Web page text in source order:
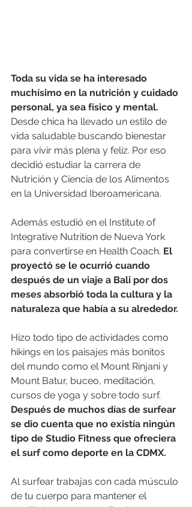
Toda su vida se ha interesado
muchísimo en la nutrición y cuidado
personal, ya sea físico y mental.
Desde chica ha llevado un estilo de
vida saludable buscando bienestar
para vivir más plena y feliz. Por eso
decidió estudiar la carrera de
Nutrición y Ciencia de los Alimentos
en la Universidad Iberoamericana.
Además estudió en el Institute of
Integrative Nutrition de Nueva York
para convertirse en Health Coach. El
proyectó se le ocurrió cuando
después de un viaje a Bali por dos
meses absorbió toda la cultura y la
naturaleza que había a su alrededor.
Hizo todo tipo de actividades como
hikings en los paisajes más bonitos
del mundo como el Mount Rinjani y
Mount Batur, buceo, meditación,
cursos de yoga y sobre todo surf.
Después de muchos días de surfear
se dio cuenta que no existía ningún
tipo de Studio Fitness que ofreciera
el surf como deporte en la CDMX.
Al surfear trabajas con cada músculo
de tu cuerpo para mantener el